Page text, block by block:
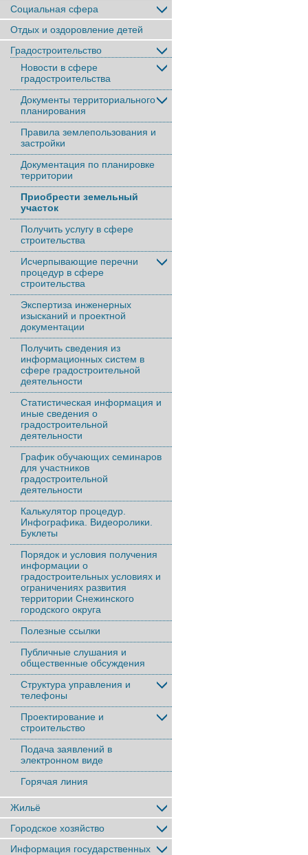
Социальная сфера
Отдых и оздоровление детей
Градостроительство
Новости в сфере
градостроительства
Документы территориального
планирования
Правила землепользования и
застройки
Документация по планировке
территории
Приобрести земельный
участок
Получить услугу в сфере
строительства
Исчерпывающие перечни
процедур в сфере
строительства
Экспертиза инженерных
изысканий и проектной
документации
Получить сведения из
информационных систем в
сфере градостроительной
деятельности
Статистическая информация и
иные сведения о
градостроительной
деятельности
График обучающих семинаров
для участников
градостроительной
деятельности
Калькулятор процедур.
Инфографика. Видеоролики.
Буклеты
Порядок и условия получения
информации о
градостроительных условиях и
ограничениях развития
территории Снежинского
городского округа
Полезные ссылки
Публичные слушания и
общественные обсуждения
Структура управления и
телефоны
Проектирование и
строительство
Подача заявлений в
электронном виде
Горячая линия
Жильё
Городское хозяйство
Информация государственных